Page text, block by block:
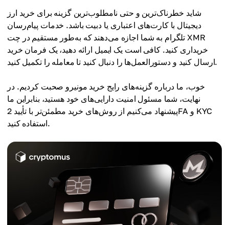
شاید خطرناک‌ترین و حتی نامطلوب‌ترین گزینه برای خرید ارز
دیجیتال با کارت‌های اعتباری یا دبیت باشد. خدمات پیام‌رسان
تلگرام به شما اجازه می‌دهند که به‌طور مستقیم در چت XMR
خریداری کنید. کافی است یک ایمیل ارائه دهید، یک فرمان خرید
ارسال کنید و دستورالعمل‌ها را دنبال کنید تا معامله را تکمیل کنید.
خوب، ما درباره گزینه‌های رایج خرید مونیرو صحبت کردیم. در
نهایت، شما مسئول امنیت دارایی‌های خود هستید، بنابراین ما
پیشنهاد می‌کنیم از روش‌های خرید مطمئن‌تر با تأیید 2FA و KYC
استفاده کنید.